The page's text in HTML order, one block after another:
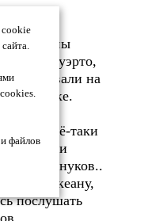
жены
Пуэрто,
побывали на
празднике.
же
но всё-таки
звонили
и внуков..
к океану,
послушать
файлов